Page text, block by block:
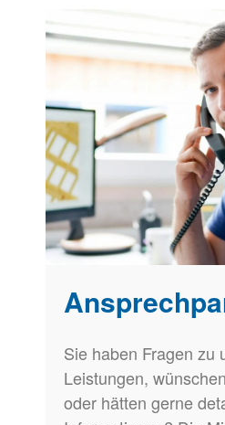
Sie haben Fragen zu
Leistungen,
oder hätten gerne